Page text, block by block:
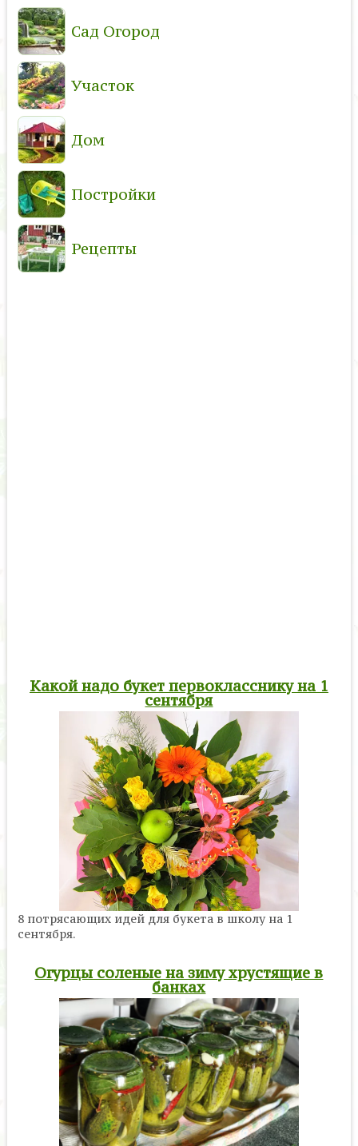
Сад Огород
Участок
Дом
Постройки
Рецепты
Какой надо букет первокласснику на 1
сентября
8 потрясающих идей для букета в школу на 1
сентября.
Огурцы соленые на зиму хрустящие в
банках